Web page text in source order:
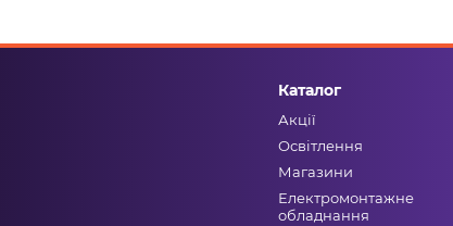
Каталог
Акції
Освітлення
Магазини
Електромонтажне
обладнання